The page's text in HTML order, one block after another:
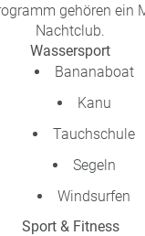
gehören ein
Nachtclub.
Wassersport
Bananaboat
Kanu
Tauchschule
Segeln
Windsurfen
Sport & Fitness